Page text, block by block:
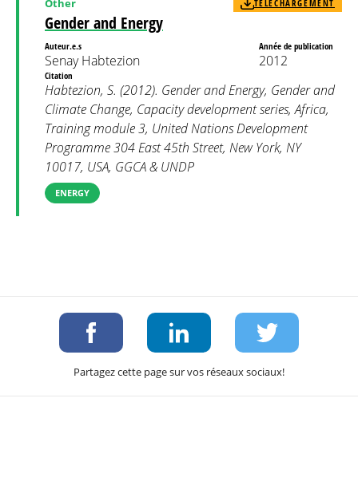
Gender and Energy
TÉLÉCHARGEMENT
Auteur.e.s
Senay Habtezion
Année de publication
2012
Citation
Habtezion, S. (2012). Gender and Energy, Gender and
Climate Change, Capacity development series, Africa,
Training module 3, United Nations Development
Programme 304 East 45th Street, New York, NY
10017, USA, GGCA & UNDP
ENERGY
Partagez cette page sur vos réseaux sociaux!